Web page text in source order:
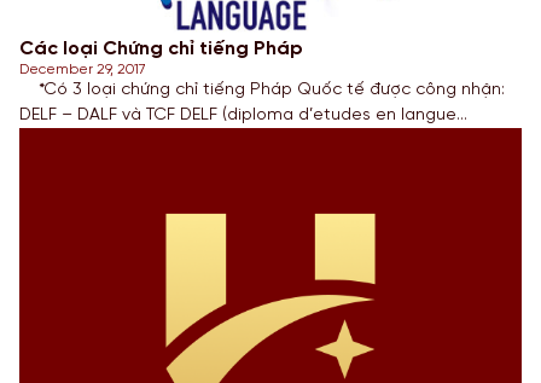
Các loại Chứng chỉ tiếng Pháp
December 29, 2017
*Có 3 loại chứng chỉ tiếng Pháp Quốc tế được công nhận:
DELF – DALF và TCF DELF (diploma d’etudes en langue